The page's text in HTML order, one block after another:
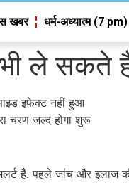
खबर धर्म-अध्यात्म (7 pm)
ले सकते हैं
इफेक्ट नहीं हुआ
चरण जल्द होगा शुरू
है. पहले जांच और